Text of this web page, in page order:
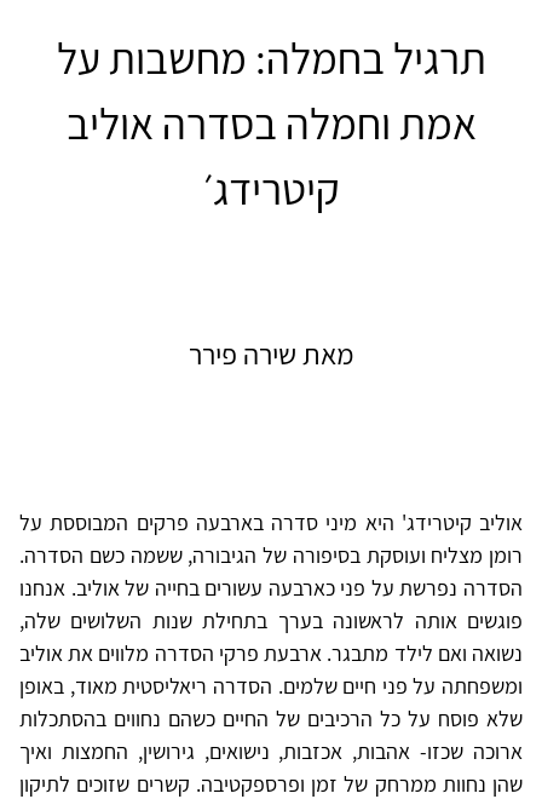
תרגיל בחמלה: מחשבות על
אמת וחמלה בסדרה אוליב
קיטרידג׳
מאת שירה פירר
אוליב קיטרידג' היא מיני סדרה בארבעה פרקים המבוססת על
רומן מצליח ועוסקת בסיפורה של הגיבורה, ששמה כשם הסדרה.
הסדרה נפרשת על פני כארבעה עשורים בחייה של אוליב. אנחנו
פוגשים אותה לראשונה בערך בתחילת שנות השלושים שלה,
נשואה ואם לילד מתבגר. ארבעת פרקי הסדרה מלווים את אוליב
ומשפחתה על פני חיים שלמים. הסדרה ריאליסטית מאוד, באופן
שלא פוסח על כל הרכיבים של החיים כשהם נחווים בהסתכלות
ארוכה שכזו- אהבות, אכזבות, נישואים, גירושין, החמצות ואיך
שהן נחוות ממרחק של זמן ופרספקטיבה. קשרים שזוכים לתיקון